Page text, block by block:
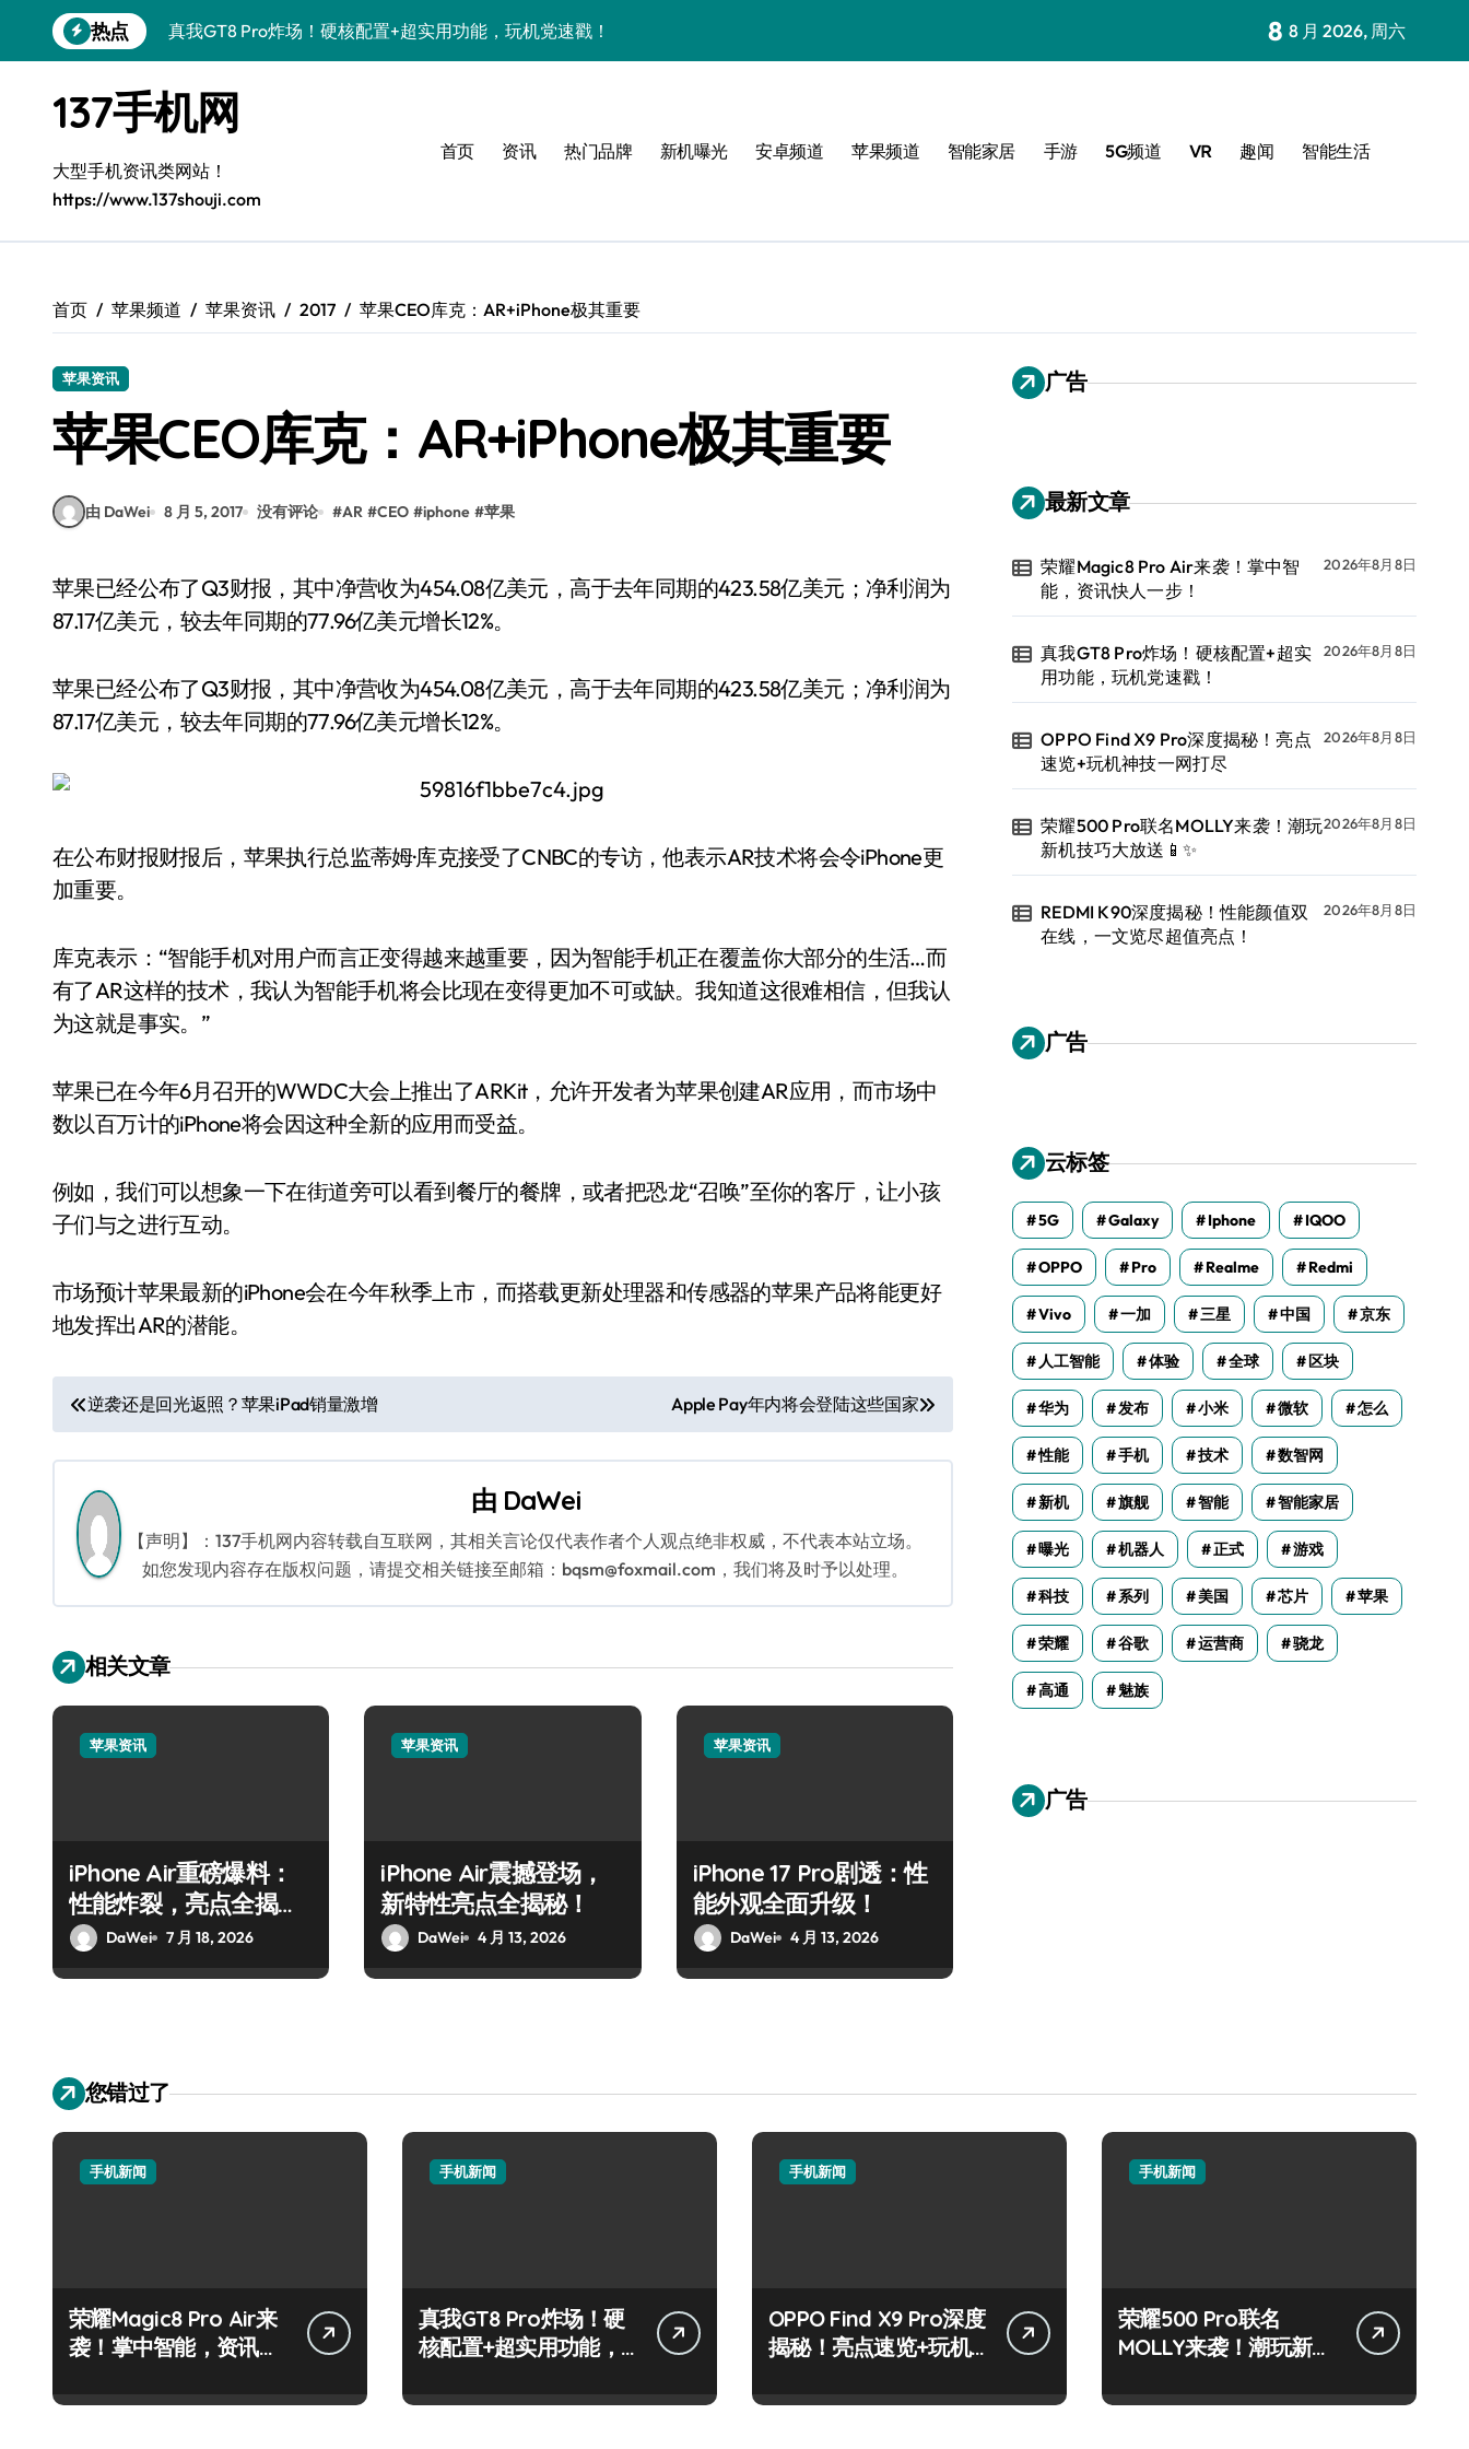
到
热点
真我GT8 Pro炸场！硬核配置+超实用功能，玩机党速戳！
荣耀500 Pro联名MOLLY来袭！潮玩新机技巧大放送📱✨
REDMI K90深度揭秘！性能颜值双在线，一文览尽超值亮点！
vivo S50 Pro mini来袭！小屏旗舰，亮点满满速来围观！
荣耀ROBOT PHONE驾到！智能掌控，手机资讯一手全抓！
华为nova 15 Ultra新功能解锁，数码控速抢最新优惠！
荣耀Magic8 Pro Air来袭！掌中智能，资讯快人一步！
8 8 月 2026, 周六
137手机网
大型手机资讯类网站！
https://www.137shouji.com
首页 资讯 热门品牌 新机曝光 安卓频道 苹果频道 智能家居 手游 5G频道 VR 趣闻 智能生活
首页 苹果频道 苹果资讯 2017 苹果CEO库克：AR+iPhone极其重要
苹果资讯
苹果CEO库克：AR+iPhone极其重要
由 DaWei 8 月 5, 2017 没有评论 #AR #CEO #iphone #苹果
苹果已经公布了Q3财报，其中净营收为454.08亿美元，高于去年同期的423.58亿美元；净利润为
87.17亿美元，较去年同期的77.96亿美元增长12%。
苹果已经公布了Q3财报，其中净营收为454.08亿美元，高于去年同期的423.58亿美元；净利润为
87.17亿美元，较去年同期的77.96亿美元增长12%。
在公布财报财报后，苹果执行总监蒂姆·库克接受了CNBC的专访，他表示AR技术将会令iPhone更
加重要。
库克表示：“智能手机对用户而言正变得越来越重要，因为智能手机正在覆盖你大部分的生活…而
有了AR这样的技术，我认为智能手机将会比现在变得更加不可或缺。我知道这很难相信，但我认
为这就是事实。”
苹果已在今年6月召开的WWDC大会上推出了ARKit，允许开发者为苹果创建AR应用，而市场中
数以百万计的iPhone将会因这种全新的应用而受益。
例如，我们可以想象一下在街道旁可以看到餐厅的餐牌，或者把恐龙“召唤”至你的客厅，让小孩
子们与之进行互动。
市场预计苹果最新的iPhone会在今年秋季上市，而搭载更新处理器和传感器的苹果产品将能更好
地发挥出AR的潜能。
文
章
导
航
逆袭还是回光返照？苹果iPad销量激增 Apple Pay年内将会登陆这些国家
由 DaWei
【声明】：137手机网内容转载自互联网，其相关言论仅代表作者个人观点绝非权威，不代表本站立场。
如您发现内容存在版权问题，请提交相关链接至邮箱：bqsm@foxmail.com，我们将及时予以处理。
相关文章
苹果资讯
iPhone Air重磅爆料：
性能炸裂，亮点全揭
秘！DaWei 7 月 18, 2026
苹果资讯
iPhone Air震撼登场，
新特性亮点全揭秘！
DaWei 4 月 13, 2026
苹果资讯
iPhone 17 Pro剧透：性
能外观全面升级！
DaWei 4 月 13, 2026
广告
最新文章
荣耀Magic8 Pro Air来袭！掌中智
能，资讯快人一步！
2026年8月8日
真我GT8 Pro炸场！硬核配置+超实
用功能，玩机党速戳！
2026年8月8日
OPPO Find X9 Pro深度揭秘！亮点
速览+玩机神技一网打尽
2026年8月8日
荣耀500 Pro联名MOLLY来袭！潮玩
新机技巧大放送📱✨
2026年8月8日
REDMI K90深度揭秘！性能颜值双
在线，一文览尽超值亮点！
2026年8月8日
广告
云标签
5G Galaxy Iphone IQOO
OPPO Pro Realme Redmi
Vivo 一加 三星 中国 京东
人工智能 体验 全球 区块
华为 发布 小米 微软 怎么
性能 手机 技术 数智网
新机 旗舰 智能 智能家居
曝光 机器人 正式 游戏
科技 系列 美国 芯片 苹果
荣耀 谷歌 运营商 骁龙
高通 魅族
广告
您错过了
手机新闻
荣耀Magic8 Pro Air来
袭！掌中智能，资讯快
手机新闻
真我GT8 Pro炸场！硬
核配置+超实用功能，
手机新闻
OPPO Find X9 Pro深度
揭秘！亮点速览+玩机
手机新闻
荣耀500 Pro联名
MOLLY来袭！潮玩新机